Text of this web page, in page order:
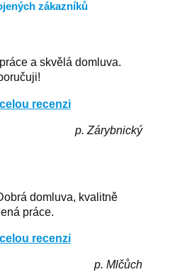
zákazníků
a skvělá domluva.
recenzi
p. Zárybnický
domluva, kvalitně
práce.
recenzi
p. Mlčůch